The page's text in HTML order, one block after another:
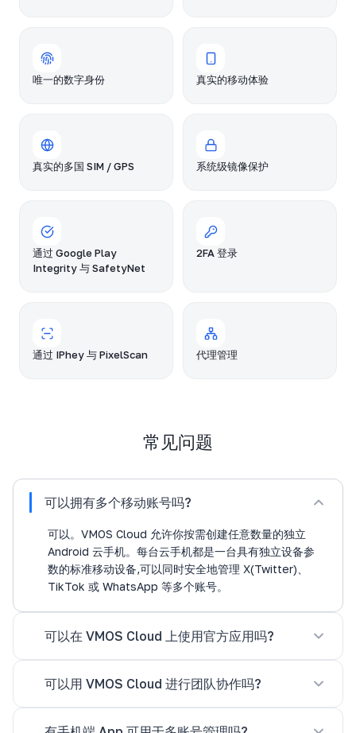
唯一的数字身份 真实的移动体验
真实的多国 SIM / GPS 系统级镜像保护
通过 Google Play
Integrity 与 SafetyNet
2FA 登录
通过 IPhey 与 PixelScan 代理管理
常见问题
可以拥有多个移动账号吗?
可以。VMOS Cloud 允许你按需创建任意数量的独立
Android 云手机。每台云手机都是一台具有独立设备参
数的标准移动设备,可以同时安全地管理 X(Twitter)、
TikTok 或 WhatsApp 等多个账号。
可以在 VMOS Cloud 上使用官方应用吗?
可以用 VMOS Cloud 进行团队协作吗?